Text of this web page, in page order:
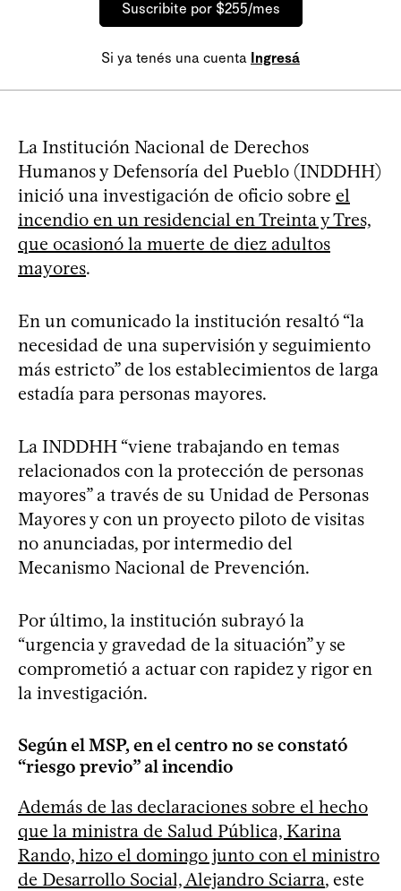
Suscribite por $255/mes
Si ya tenés una cuenta Ingresá
La Institución Nacional de Derechos
Humanos y Defensoría del Pueblo (INDDHH)
inició una investigación de oficio sobre el
incendio en un residencial en Treinta y Tres,
que ocasionó la muerte de diez adultos
mayores.
En un comunicado la institución resaltó “la
necesidad de una supervisión y seguimiento
más estricto” de los establecimientos de larga
estadía para personas mayores.
La INDDHH “viene trabajando en temas
relacionados con la protección de personas
mayores” a través de su Unidad de Personas
Mayores y con un proyecto piloto de visitas
no anunciadas, por intermedio del
Mecanismo Nacional de Prevención.
Por último, la institución subrayó la
“urgencia y gravedad de la situación” y se
comprometió a actuar con rapidez y rigor en
la investigación.
Según el MSP, en el centro no se constató
“riesgo previo” al incendio
Además de las declaraciones sobre el hecho
que la ministra de Salud Pública, Karina
Rando, hizo el domingo junto con el ministro
de Desarrollo Social, Alejandro Sciarra, este